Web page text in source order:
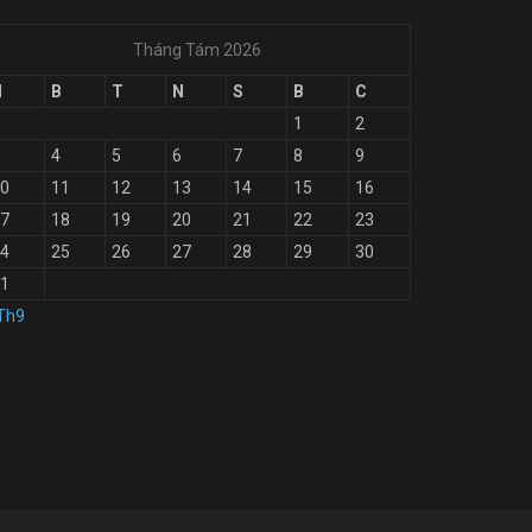
Tháng Tám 2026
B T N S B
C
1
2
4 5 6 7 8
9
11 12 13 14 15
16
18 19 20 21 22
23
25 26 27 28 29
30